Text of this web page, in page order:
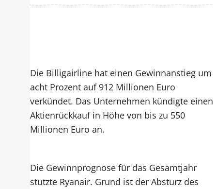
Die Billigairline hat einen Gewinnanstieg um
acht Prozent auf 912 Millionen Euro
verkündet. Das Unternehmen kündigte einen
Aktienrückkauf in Höhe von bis zu 550
Millionen Euro an.
Die Gewinnprognose für das Gesamtjahr
stutzte Ryanair. Grund ist der Absturz des